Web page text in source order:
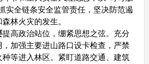
实全链条安全监管责任，坚决防范遏
林火灾的发生。
提高政治站位，绷紧思想之弦。充分
加强主要进山路口设卡检查，严禁
等进入林区。紧盯道路交通、建筑